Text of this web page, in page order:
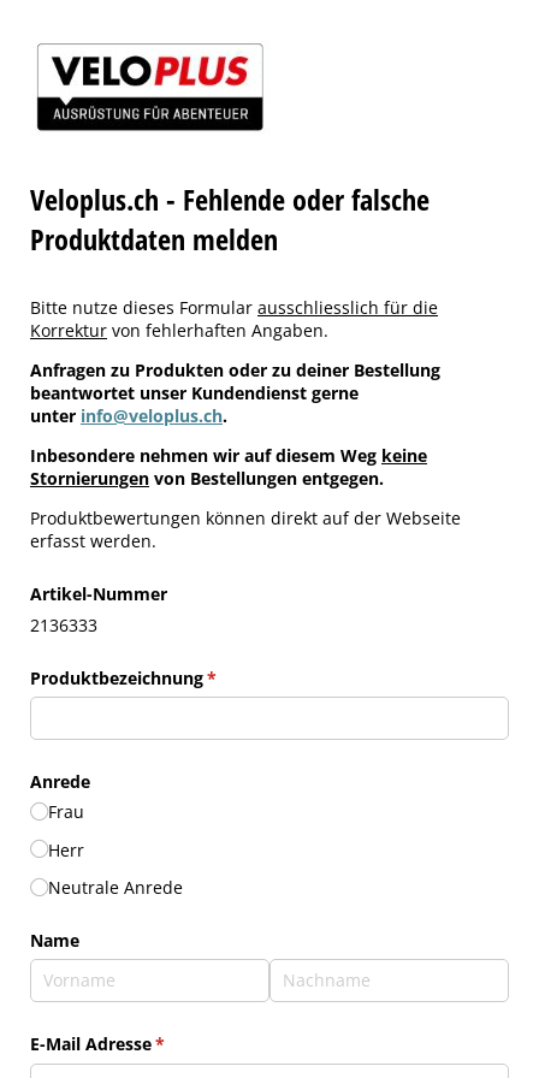
Veloplus.ch - Fehlende oder falsche
Produktdaten melden
Bitte nutze dieses Formular ausschliesslich für die
Korrektur von fehlerhaften Angaben.
Anfragen zu Produkten oder zu deiner Bestellung
beantwortet unser Kundendienst gerne
unter info@veloplus.ch.
Inbesondere nehmen wir auf diesem Weg keine
Stornierungen von Bestellungen entgegen.
Produktbewertungen können direkt auf der Webseite
erfasst werden.
Artikel-Nummer
2136333
Produktbezeichnung*
(erforderlich)
Anrede
Frau
Herr
Neutrale Anrede
Name
E-Mail Adresse*
(erforderlich)